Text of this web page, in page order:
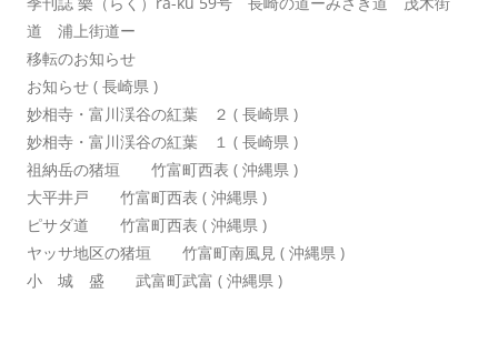
道 浦上街道ー
移転のお知らせ
お知らせ ( 長崎県 )
妙相寺・富川渓谷の紅葉 ２ ( 長崎県 )
妙相寺・富川渓谷の紅葉 １ ( 長崎県 )
祖納岳の猪垣 竹富町西表 ( 沖縄県 )
大平井戸 竹富町西表 ( 沖縄県 )
ピサダ道 竹富町西表 ( 沖縄県 )
ヤッサ地区の猪垣 竹富町南風見 ( 沖縄県 )
小 城 盛 武富町武富 ( 沖縄県 )